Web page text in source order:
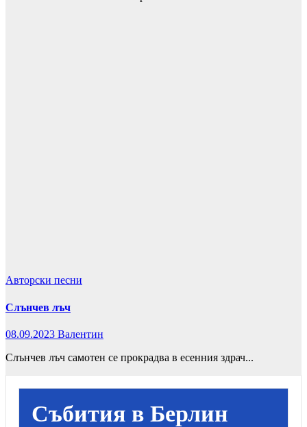
Авторски песни
Слънчев лъч
08.09.2023 Валентин
Слънчев лъч самотен се прокрадва в есенния здрач...
Събития в Берлин